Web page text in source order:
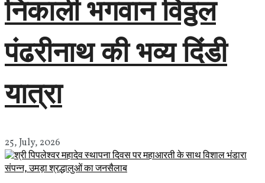
निकाली भगवान विठ्ठल
पंढरीनाथ की भव्य दिंडी
यात्रा
25, July, 2026